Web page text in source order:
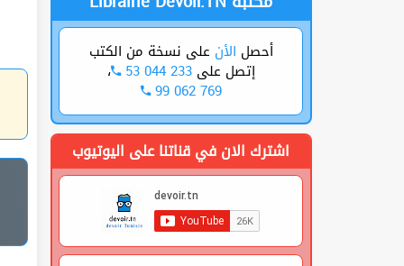
أحصل الأن على نسخة من الكتب
إتصل على53 044 233 ،
99 062 769
اشترك الان في قناتنا على اليوتيوب